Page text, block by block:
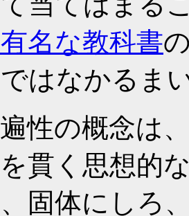
名な教科書
はなかるま
性の概念は
貫く思想的
固体にしろ